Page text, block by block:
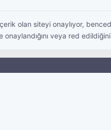
olan siteyi onaylıyor,
veya red